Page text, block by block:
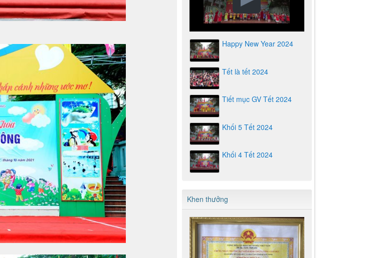
Happy New Year 2024
Tết là tết 2024
Tiết mục GV Tết 2024
Khối 5 Tết 2024
Khối 4 Tết 2024
Khen thưởng